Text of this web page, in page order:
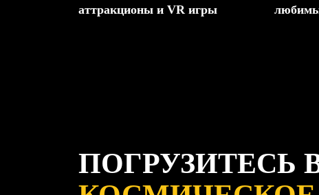
аттракционы и VR игры
ПОГРУЗИТЕСЬ